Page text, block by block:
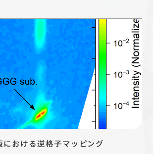
における逆格子マッピング